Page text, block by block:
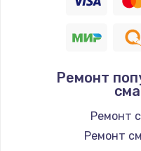
Ремонт
Ремонт
Ремонт